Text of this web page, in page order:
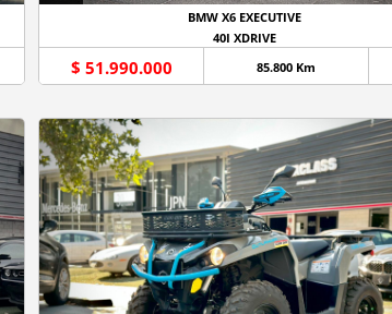
BMW X6 EXECUTIVE
40I XDRIVE
$ 51.990.000 85.800 Km